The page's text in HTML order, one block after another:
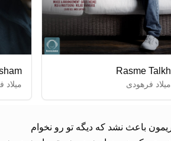
Rasme Talkh
میلاد فرهودی میلاد